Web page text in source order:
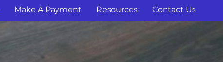
Make A Payment Resources Contact Us